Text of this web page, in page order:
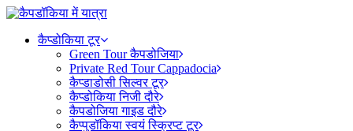
कैप्डोकिया टूर
Green Tour कैपडोजिया
Private Red Tour Cappadocia
कैप्डाडोसी सिल्वर टूर
कैप्डोकिया निजी दौरे
कैपडोजिया गाइड दौरे
कैप्पुडॉकिया स्वयं स्क्रिप्ट टूर